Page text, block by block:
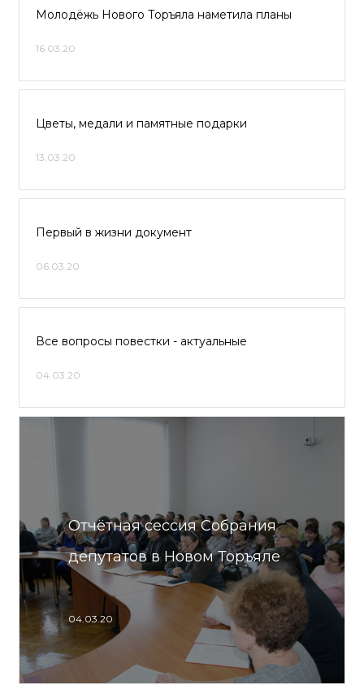
Молодёжь Нового Торъяла наметила планы
16.03.20
Цветы, медали и памятные подарки
13.03.20
Первый в жизни документ
06.03.20
Все вопросы повестки - актуальные
04.03.20
Отчётная сессия Собрания
депутатов в Новом Торъяле
04.03.20